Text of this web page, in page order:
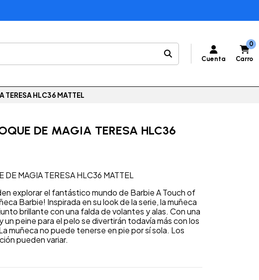
Cuenta
0
Carro
TERESA HLC36 MATTEL
DE MAGIA TERESA HLC36
DE MAGIA TERESA HLC36 MATTEL
explorar el fantástico mundo de Barbie A Touch of
Barbie! Inspirada en su look de la serie, la muñeca
brillante con una falda de volantes y alas. Con una
un peine para el pelo se divertirán todavía más con los
muñeca no puede tenerse en pie por sí sola. Los
pueden variar.